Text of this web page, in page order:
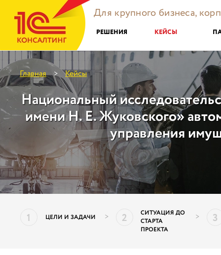
Для крупного бизнеса,
РЕШЕНИЯ КЕЙСЫ
Главная > Кейсы
Национальный
имени Н. Е. Жуковского»
управления
1 ЦЕЛИ И ЗАДАЧИ > 2
СИТУАЦИЯ ДО
СТАРТА
ПРОЕКТА
> 3